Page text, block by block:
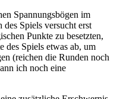
Spannungsbögen im
Spiels versucht erst
Punkte zu besetzten,
des Spiels etwas ab, um
(reichen die Runden noch
ich noch eine